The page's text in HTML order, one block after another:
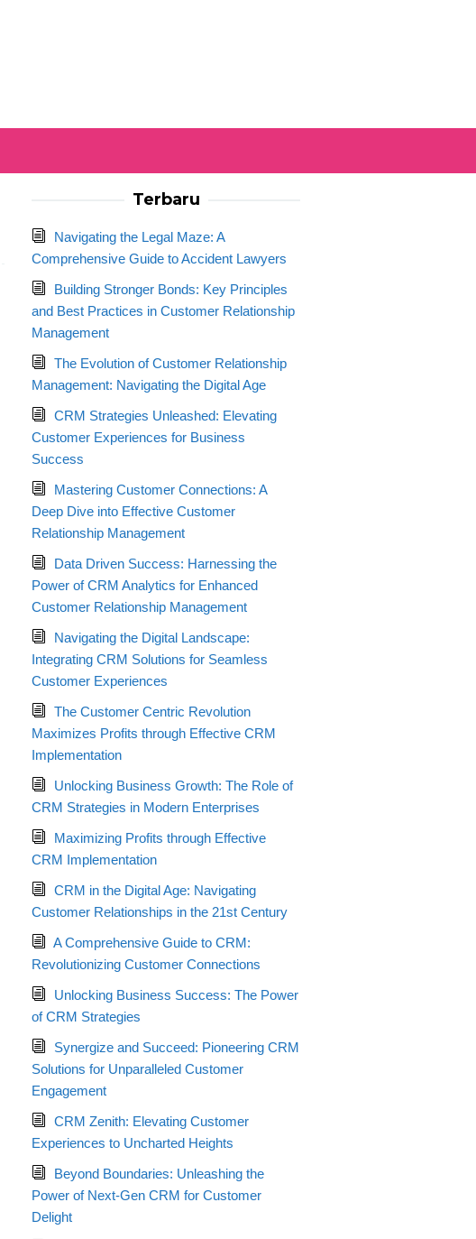
Terbaru
Navigating the Legal Maze: A
Comprehensive Guide to Accident Lawyers
Building Stronger Bonds: Key Principles
and Best Practices in Customer Relationship
Management
The Evolution of Customer Relationship
Management: Navigating the Digital Age
CRM Strategies Unleashed: Elevating
Customer Experiences for Business
Success
Mastering Customer Connections: A
Deep Dive into Effective Customer
Relationship Management
Data Driven Success: Harnessing the
Power of CRM Analytics for Enhanced
Customer Relationship Management
Navigating the Digital Landscape:
Integrating CRM Solutions for Seamless
Customer Experiences
The Customer Centric Revolution
Maximizes Profits through Effective CRM
Implementation
Unlocking Business Growth: The Role of
CRM Strategies in Modern Enterprises
Maximizing Profits through Effective
CRM Implementation
CRM in the Digital Age: Navigating
Customer Relationships in the 21st Century
A Comprehensive Guide to CRM:
Revolutionizing Customer Connections
Unlocking Business Success: The Power
of CRM Strategies
Synergize and Succeed: Pioneering CRM
Solutions for Unparalleled Customer
Engagement
CRM Zenith: Elevating Customer
Experiences to Uncharted Heights
Beyond Boundaries: Unleashing the
Power of Next-Gen CRM for Customer
Delight